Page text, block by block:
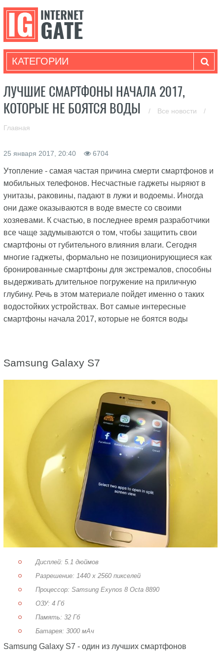
КАТЕГОРИИ
ЛУЧШИЕ СМАРТФОНЫ НАЧАЛА 2017,
КОТОРЫЕ НЕ БОЯТСЯ ВОДЫ
/ Все новости /
Главная
25 января 2017, 20:40 6704
Утопление - самая частая причина смерти смартфонов и
мобильных телефонов. Несчастные гаджеты ныряют в
унитазы, раковины, падают в лужи и водоемы. Иногда
они даже оказываются в воде вместе со своими
хозяевами. К счастью, в последнее время разработчики
все чаще задумываются о том, чтобы защитить свои
смартфоны от губительного влияния влаги. Сегодня
многие гаджеты, формально не позиционирующиеся как
бронированные смартфоны для экстремалов, способны
выдерживать длительное погружение на приличную
глубину. Речь в этом материале пойдет именно о таких
водостойких устройствах. Вот самые интересные
смартфоны начала 2017, которые не боятся воды
Samsung Galaxy S7
Дисплей: 5.1 дюймов
Разрешение: 1440 x 2560 пикселей
Процессор: Samsung Exynos 8 Octa 8890
ОЗУ: 4 Гб
Память: 32 Гб
Батарея: 3000 мАч
Samsung Galaxy S7 - один из лучших смартфонов